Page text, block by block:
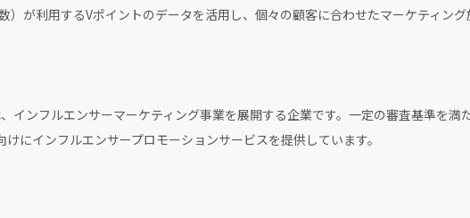
）が利用するVポイントのデータを活用し、個々の顧客に合わせたマーケティン
インフルエンサーマーケティング事業を展開する企業です。一定の審査基準を満
にインフルエンサープロモーションサービスを提供しています。